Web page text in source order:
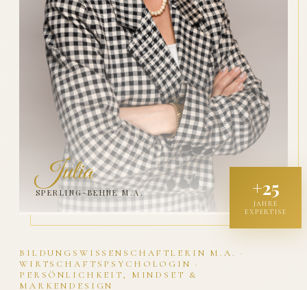
BILDUNGSWISSENSCHAFTLERIN M.A. ·
WIRTSCHAFTSPSYCHOLOGIN ·
PERSÖNLICHKEIT, MINDSET &
MARKENDESIGN
Julia
SPERLING-BEHNE M.A. +25
JAHRE
EXPERTISE